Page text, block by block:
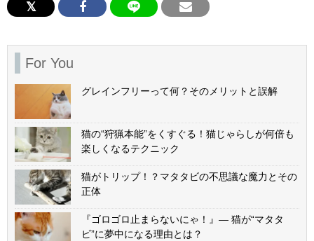
For You
グレインフリーって何？そのメリットと誤解
猫の“狩猟本能”をくすぐる！猫じゃらしが何倍も
楽しくなるテクニック
猫がトリップ！？マタタビの不思議な魔力とその
正体
『ゴロゴロ止まらないにゃ！』— 猫が“マタタ
ビ”に夢中になる理由とは？